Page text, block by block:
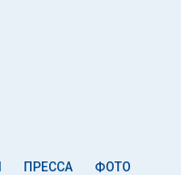
ПРЕССА ФОТО